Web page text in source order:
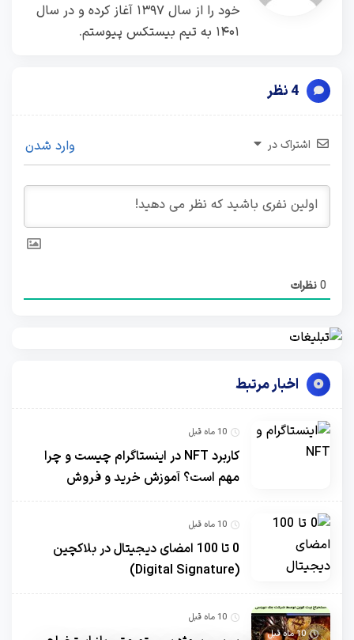
خود را از سال ۱۳۹۷ آغاز کرده و در سال
۱۴۰۱ به تیم بیستکس پیوستم.
اشتراک در وارد شدن
0نظرات
اخبار مرتبط
10 ماه قبل
کاربرد NFT در اینستاگرام چیست و چرا
مهم است؟ آموزش خرید و فروش
10 ماه قبل
0 تا 100 امضای دیجیتال در بلاکچین
(Digital Signature)
10 ماه قبل
10 ماه قبل